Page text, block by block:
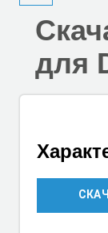
для